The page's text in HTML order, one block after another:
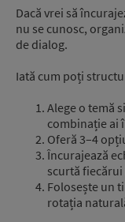
Dacă vrei să
nu se cunosc,
de dialog.
Iată cum poți
Alege o temă
combinație ai
Oferă 3–4
Încurajează
scurtă
Folosește un
rotația